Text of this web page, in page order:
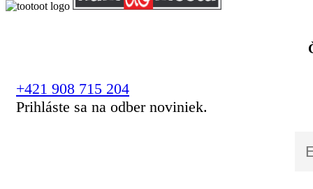
+421 908 715 204
Prihláste sa na odber noviniek.